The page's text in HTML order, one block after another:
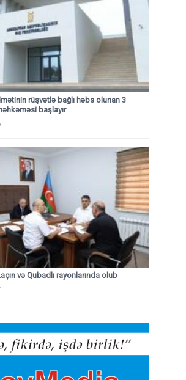
rüşvətlə bağlı həbs olunan 3
başlayır
və Qubadlı rayonlarında olub